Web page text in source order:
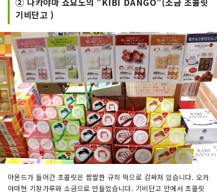
기비단고 )
아몬드가 들어간 초콜릿은 짭짤한 규히 떡으로 감싸져 있습니다. 오카
야마현 기장가루와 소금으로 만들었습니다. 기비단고 안에서 초콜릿